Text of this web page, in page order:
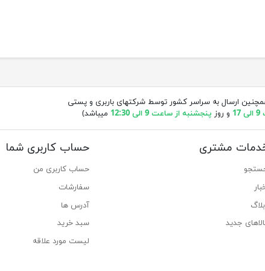
ارسال به سراسر کشور توسط شرکتهای باربری و پستی
و روز پنجشنبه از ساعت 9 الی 12:30 میباشد)
مشتری
جدید
حساب کاربری شما
حساب کاربری من
سفارشات
آدرس ها
سبد خرید
لیست مورد علاقه